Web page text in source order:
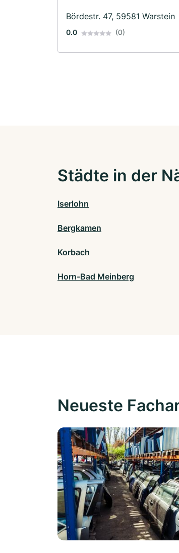
Bördestr. 47, 59581 Warstein
0.0 (0)
Städte in der
Iserlohn
Bergkamen
Korbach
Horn-Bad Meinberg
Neueste